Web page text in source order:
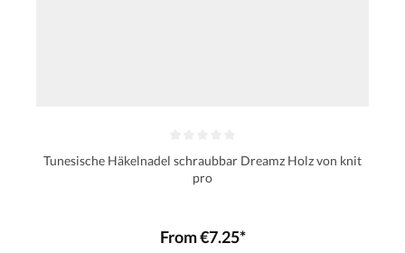
Tunesische Häkelnadel schraubbar Dreamz Holz von knit
pro
From €7.25*